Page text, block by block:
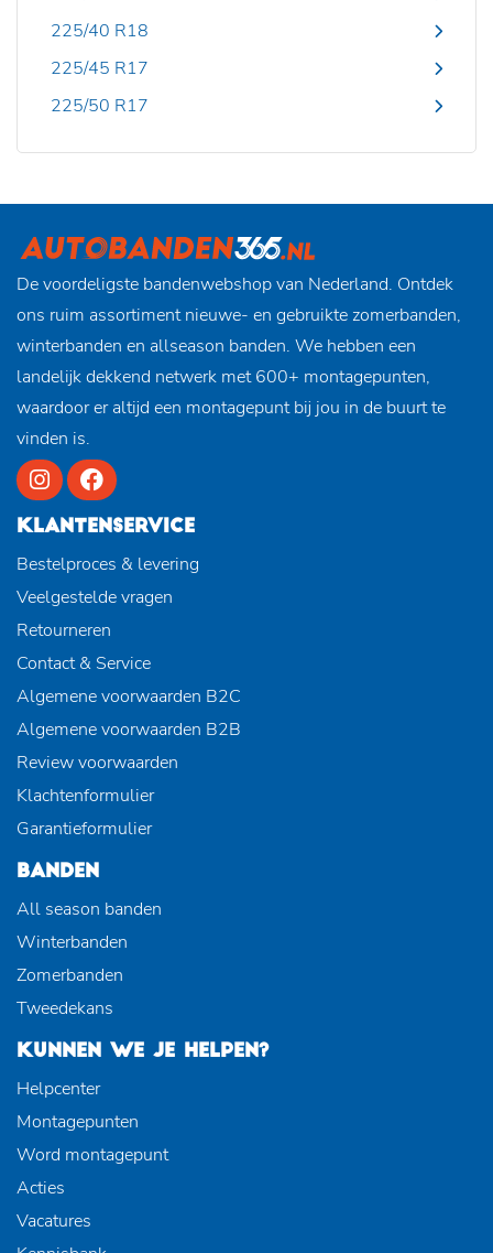
225/40 R18
225/45 R17
225/50 R17
De voordeligste bandenwebshop van Nederland. Ontdek
ons ruim assortiment nieuwe- en gebruikte zomerbanden,
winterbanden en allseason banden. We hebben een
landelijk dekkend netwerk met 600+ montagepunten,
waardoor er altijd een montagepunt bij jou in de buurt te
vinden is.
KLANTENSERVICE
Bestelproces & levering
Veelgestelde vragen
Retourneren
Contact & Service
Algemene voorwaarden B2C
Algemene voorwaarden B2B
Review voorwaarden
Klachtenformulier
Garantieformulier
BANDEN
All season banden
Winterbanden
Zomerbanden
Tweedekans
KUNNEN WE JE HELPEN?
Helpcenter
Montagepunten
Word montagepunt
Acties
Vacatures